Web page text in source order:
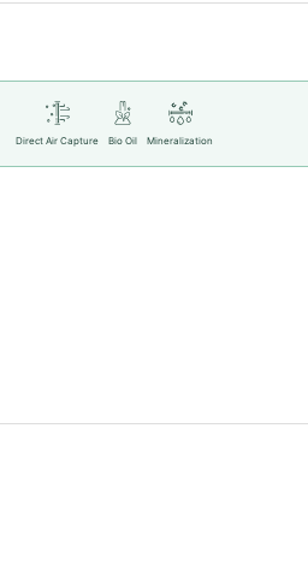
Direct Air Capture Bio Oil Mineralization